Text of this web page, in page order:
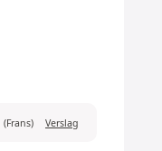
Verslag